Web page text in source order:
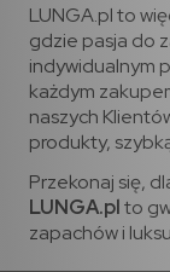
LUNGA.pl to
gdzie pasja do
indywidualnym
każdym
naszych
produkty,
Przekonaj się,
LUNGA.plto
zapachów i